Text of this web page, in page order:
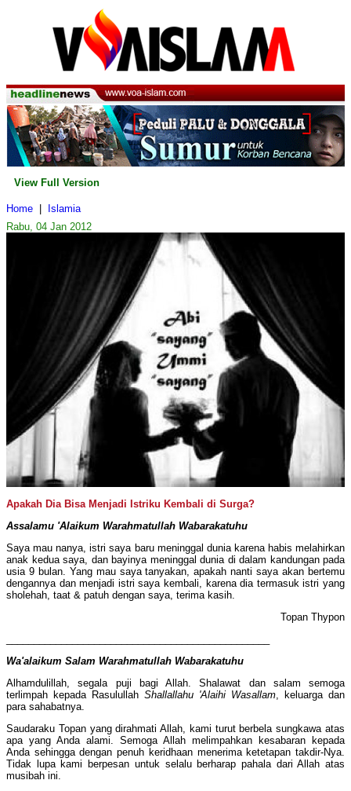
View Full Version
Home
Islamia
Rabu, 04 Jan 2012
Apakah Dia Bisa Menjadi Istriku Kembali di Surga?
Assalamu 'Alaikum Warahmatullah Wabarakatuhu
Saya mau nanya, istri saya baru meninggal dunia karena habis melahirkan
anak kedua saya, dan bayinya meninggal dunia di dalam kandungan pada
usia 9 bulan. Yang mau saya tanyakan, apakah nanti saya akan bertemu
dengannya dan menjadi istri saya kembali, karena dia termasuk istri yang
sholehah, taat & patuh dengan saya, terima kasih.
Topan Thypon
Wa'alaikum Salam Warahmatullah Wabarakatuhu
Alhamdulillah, segala puji bagi Allah. Shalawat dan salam semoga
terlimpah kepada Rasulullah Shallallahu 'Alaihi Wasallam, keluarga dan
para sahabatnya.
Saudaraku Topan yang dirahmati Allah, kami turut berbela sungkawa atas
apa yang Anda alami. Semoga Allah melimpahkan kesabaran kepada
Anda sehingga dengan penuh keridhaan menerima ketetapan takdir-Nya.
Tidak lupa kami berpesan untuk selalu berharap pahala dari Allah atas
musibah ini.